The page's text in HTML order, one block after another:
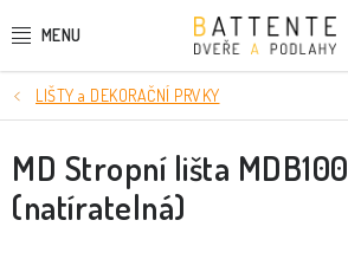
na
DVEŘE
SMRKOVÉ DVEŘE
PODLAHY
LIŠTY a DEKORAČNÍ PRVKY
MD Stropní lišta MDB100
(natíratelná)